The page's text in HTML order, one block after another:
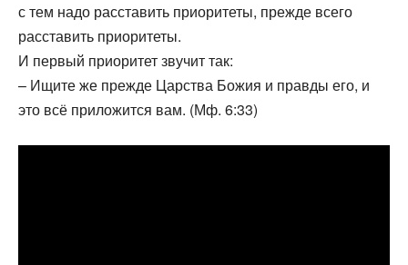
с тем надо расставить приоритеты, прежде всего
расставить приоритеты.
И первый приоритет звучит так:
– Ищите же прежде Царства Божия и правды его, и
это всё приложится вам. (Мф. 6:33)